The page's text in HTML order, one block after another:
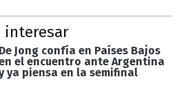
interesar
De Jong confía en Países Bajos
el encuentro ante Argentina
ya piensa en la semifinal